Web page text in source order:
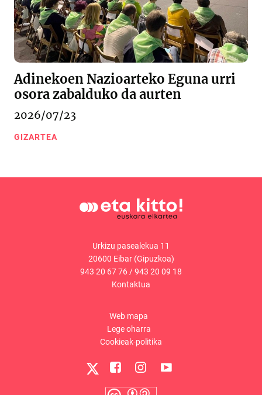
Adinekoen Nazioarteko Eguna urri
osora zabalduko da aurten
2026/07/23
GIZARTEA
Urkizu pasealekua 11
20600 Eibar (Gipuzkoa)
943 20 67 76/943 20 09 18
Kontaktua
Web mapa
Lege oharra
Cookieak-politika